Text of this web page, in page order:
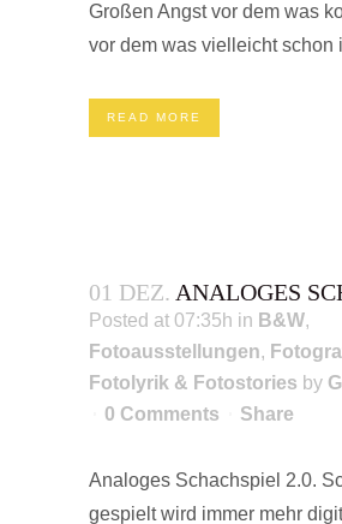
Großen Angst vor dem was
vor dem was vielleicht schon
READ MORE
01 DEZ. ANALOGES
Posted at 07:35h in B&W,
Fotoausstellungen,
Fotolyrik & Fotostories by
0 Comments
Share
Analoges Schachspiel 2.0.
gespielt wird immer mehr